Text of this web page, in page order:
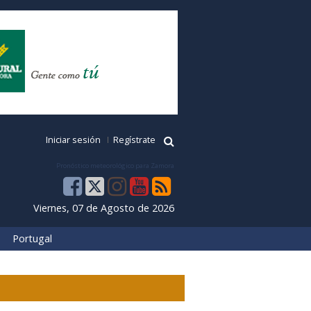
Iniciar sesión Regístrate
Pronóstico meteorológico para Zamora
Viernes, 07 de Agosto de 2026
Portugal